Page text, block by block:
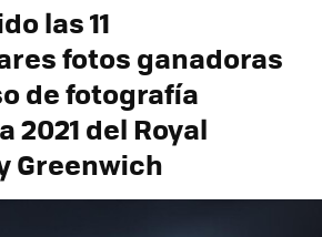
las 11
fotos ganadoras
de fotografía
del Royal
Greenwich